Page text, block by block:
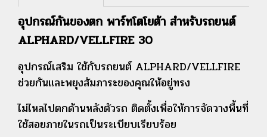
อุปกรณ์กันของตก พาร์ทโตโยต้า สำหรับรถยนต์
ALPHARD/VELLFIRE 30
อุปกรณ์เสริม ใช้กับรถยนต์ ALPHARD/VELLFIRE
ช่วยกันและพยุงสัมภาระของคุณให้อยู่ทรง
ไม่ไหลไปตกด้านหลังตัวรถ ติดตั้งเพื่อให้การจัดวางพื้นที่
ใช้สอยภายในรถเป็นระเบียบเรียบร้อย